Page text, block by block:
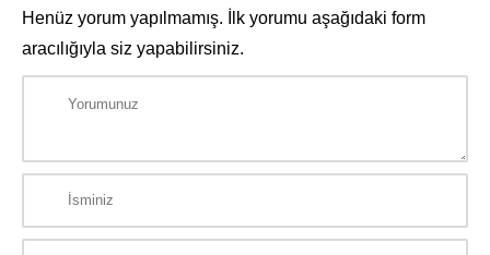
Henüz yorum yapılmamış. İlk yorumu aşağıdaki form
aracılığıyla siz yapabilirsiniz.